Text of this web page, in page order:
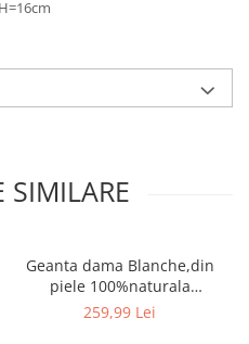
SIMILARE
Geanta dama Blanche,din
piele 100%naturala
Italia,8246,negru
259,99 Lei